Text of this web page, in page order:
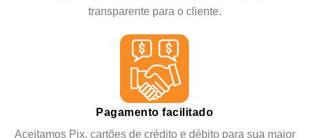
transparente para o cliente.
Pagamento facilitado
Aceitamos Pix, cartões de crédito e débito para sua maior